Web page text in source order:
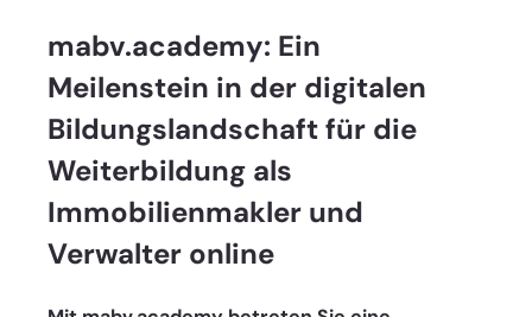
mabv.academy: Ein
Meilenstein in der digitalen
Bildungslandschaft für die
Weiterbildung als
Immobilienmakler und
Verwalter online